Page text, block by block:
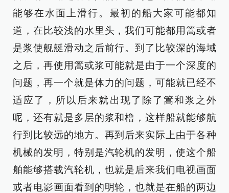
能够在水面上滑行。最初的船大家可能都知
道，在比较浅的水里头，我们可能都用篙或者
是浆使舰艇滑动之后前行。到了比较深的海域
之后，再使用篙或浆可能就是由于一个深度的
问题，再一个就是体力的问题，可能就已经不
适应了，所以后来就出现了除了篙和浆之外
呢，还有就是多层的浆和橹，这样船就能够航
行到比较远的地方。再到后来实际上由于各种
机械的发明，特别是汽轮机的发明，使这个船
舶能够搭载汽轮机，也就是后来我们电视画面
或者电影画面看到的明轮，也就是在船的两边